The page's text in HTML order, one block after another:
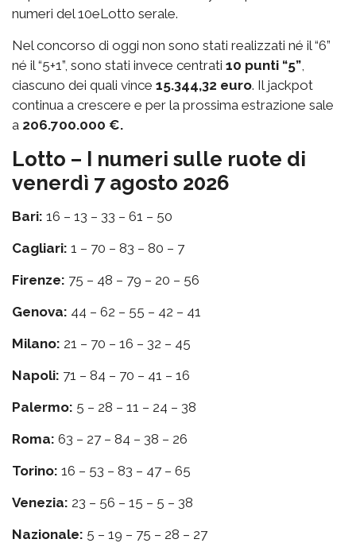
numeri del 10eLotto serale.
Nel concorso di oggi non sono stati realizzati né il “6”
né il “5+1”, sono stati invece centrati 10 punti “5”
ciascuno dei quali vince 15.344,32 euro. Il jackpot
continua a crescere e per la prossima estrazione sale
a 206.700.000 €.
Lotto – I numeri sulle ruote di
venerdì 7 agosto 2026
Bari: 16 – 13 – 33 – 61 – 50
Cagliari: 1 – 70 – 83 – 80 – 7
Firenze: 75 – 48 – 79 – 20 – 56
Genova: 44 – 62 – 55 – 42 – 41
Milano: 21 – 70 – 16 – 32 – 45
Napoli: 71 – 84 – 70 – 41 – 16
Palermo: 5 – 28 – 11 – 24 – 38
Roma: 63 – 27 – 84 – 38 – 26
Torino: 16 – 53 – 83 – 47 – 65
Venezia: 23 – 56 – 15 – 5 – 38
Nazionale: 5 – 19 – 75 – 28 – 27